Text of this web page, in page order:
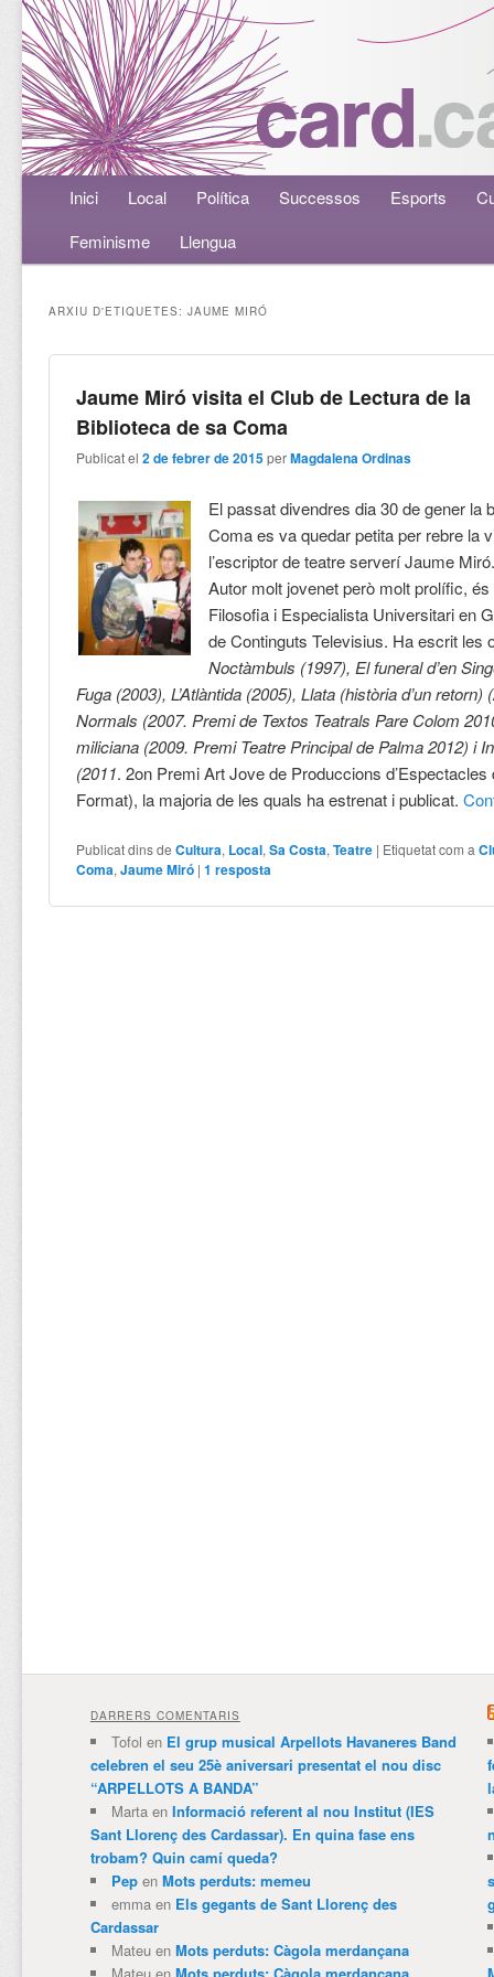
Menú principalAneu al contingut principal
Aneu al contingut secundari
Inici Local Política Successos Esports
Feminisme
Llengua
ARXIU D'ETIQUETES:JAUME MIRÓ
Jaume Miró visita el Club de Lectura de la
Biblioteca de sa Coma
Publicat el2 de febrer de 2015 perMagdalena Ordinas
El passat divendres dia 30 de gener la
Coma es va quedar petita per rebre la
l’escriptor de teatre serverí Jaume
Autor molt jovenet però molt prolífic,
Filosofia i Especialista Universitari en
de Continguts Televisius. Ha escrit les
Noctàmbuls (1997), El funeral d’en
Fuga (2003), L’Atlàntida (2005), Llata (història d’un retorn)
Normals (2007. Premi de Textos Teatrals Pare Colom
miliciana (2009. Premi Teatre Principal de Palma 2012) i
(2011. 2on Premi Art Jove de Produccions d’Espectacles
Format), la majoria de les quals ha estrenat i publicat.
Publicat dins de Cultura, Local,Sa Costa,Teatre | Etiquetat com a
Coma,Jaume Miró |1 resposta
DARRERS COMENTARIS
Tofol en El grup musical Arpellots Havaneres Band
celebren el seu 25è aniversari presentat el nou disc
“ARPELLOTS A BANDA”
Martaen Informació referent al nou Institut (IES
Sant Llorenç des Cardassar). En quina fase ens
trobam? Quin camí queda?
Pepen Mots perduts: memeu
emmaen Els gegants de Sant Llorenç des
Cardassar
Mateuen Mots perduts: Càgola merdançana